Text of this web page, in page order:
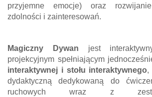
przyjemne emocje) oraz
zdolności i zainteresowań.
Magiczny Dywan jest
projekcyjnym spełniającym
interaktywnej i stołu interaktywnego,
dydaktyczną dedykowaną do
ruchowych wraz z